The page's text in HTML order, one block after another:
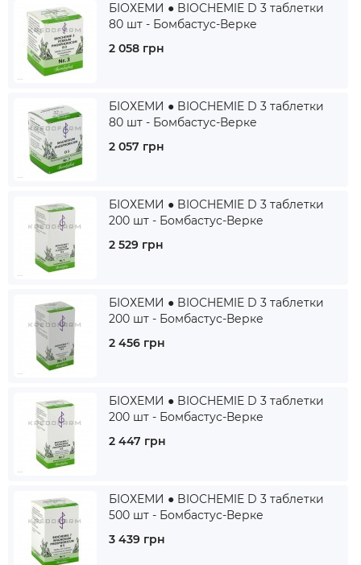
БІОХЕМИ ● BIOCHEMIE D 3 таблетки
80 шт - Бомбастус-Верке
2 058 грн
БІОХЕМИ ● BIOCHEMIE D 3 таблетки
80 шт - Бомбастус-Верке
2 057 грн
БІОХЕМИ ● BIOCHEMIE D 3 таблетки
200 шт - Бомбастус-Верке
2 529 грн
БІОХЕМИ ● BIOCHEMIE D 3 таблетки
200 шт - Бомбастус-Верке
2 456 грн
БІОХЕМИ ● BIOCHEMIE D 3 таблетки
200 шт - Бомбастус-Верке
2 447 грн
БІОХЕМИ ● BIOCHEMIE D 3 таблетки
500 шт - Бомбастус-Верке
3 439 грн